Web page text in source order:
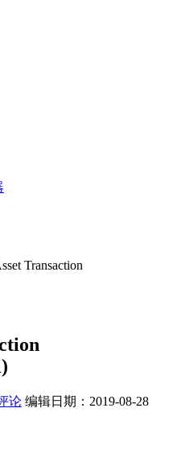
Transaction
论 编辑日期： 2019-08-28